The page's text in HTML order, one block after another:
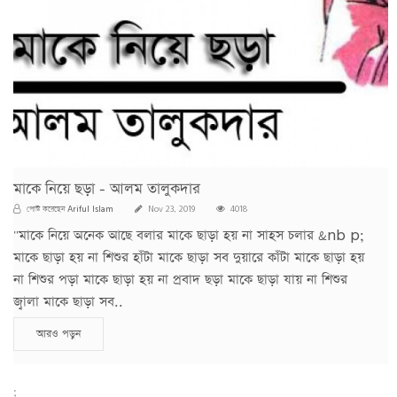
মাকে নিয়ে ছড়া - আলম তালুকদার
পোস্ট করেছেনAriful Islam Nov 23, 2019 4018
"মাকে নিয়ে অনেক আছে বলার মাকে ছাড়া হয় না সাহস চলার &nb p;
মাকে ছাড়া হয় না শিশুর হাঁটা মাকে ছাড়া সব দুয়ারে কাঁটা মাকে ছাড়া হয়
না শিশুর পড়া মাকে ছাড়া হয় না প্রবাদ ছড়া মাকে ছাড়া যায় না শিশুর
জ্বালা মাকে ছাড়া সব..
আরও পড়ুন
;